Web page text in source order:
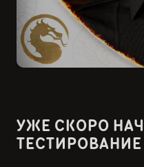
УЖЕ СКОРО
ТЕСТИРОВАНИЕ